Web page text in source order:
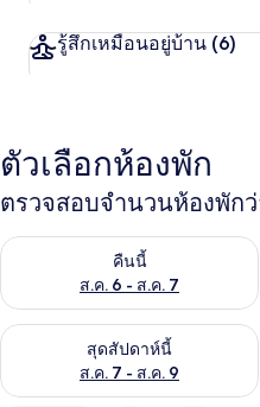
รู้สึกเหมือนอยู่บ้าน (6)
ตัวเลือกห้องพัก
ตรวจสอบจำนวนห้องพัก
คืนนี้
ส.ค. 6 - ส.ค. 7
ตรวจสอบจำนวนห้องพักว่างใน
สุดสัปดาห์นี้
ส.ค. 7 - ส.ค. 9
ตรวจสอบจำนวนห้องพักว่างใน